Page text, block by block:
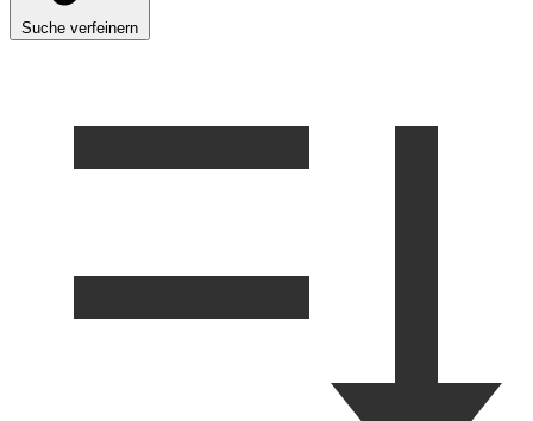
Suche verfeinern